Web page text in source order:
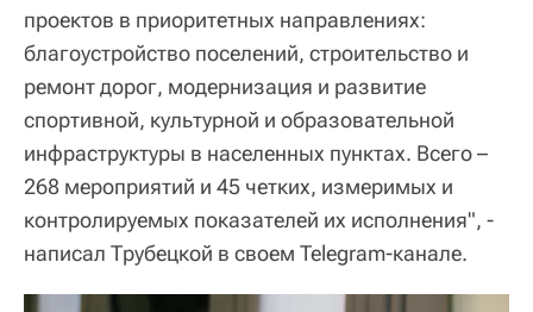
проектов в приоритетных направлениях:
благоустройство поселений, строительство и
ремонт дорог, модернизация и развитие
спортивной, культурной и образовательной
инфраструктуры в населенных пунктах. Всего –
268 мероприятий и 45 четких, измеримых и
контролируемых показателей их исполнения", -
написал Трубецкой в своем Telegram-канале.